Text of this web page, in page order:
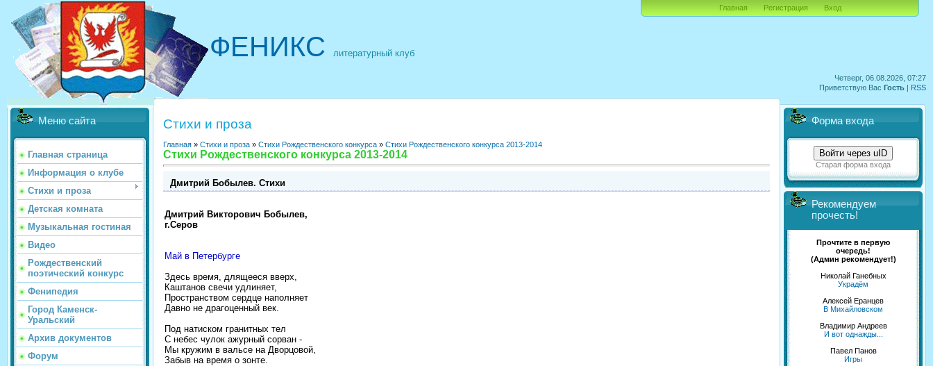
Четверг, 06.08.2026, 07:27
Приветствую Вас Гость | RSS
ФЕНИКС литературный клуб
Главная Регистрация Вход
Меню сайта
Главная страница
Информация о клубе
Стихи и проза
Детская комната
Музыкальная гостиная
Видео
Рождественский
поэтический конкурс
Фенипедия
Город Каменск-
Уральский
Архив документов
Форум
Стихи и проза
Главная » Стихи и проза » Стихи Рождественского конкурса » Стихи Рождественского конкурса 2013-2014
Стихи Рождественского конкурса 2013-2014
Дмитрий Бобылев. Стихи
Дмитрий Викторович Бобылев,
г.Серов
Май в Петербурге
Здесь время, длящееся вверх,
Каштанов свечи удлиняет,
Пространством сердце наполняет
Давно не драгоценный век.
Под натиском гранитных тел
С небес чулок ажурный сорван -
Мы кружим в вальсе на Дворцовой,
Забыв на время о зонте.
Форма входа
Войти через uID
Старая форма входа
Рекомендуем
прочесть!
Прочтите в первую
очередь!
(Админ рекомендует!)
Николай Ганебных
Украдём
Алексей Еранцев
В Михайловском
Владимир Андреев
И вот однажды...
Павел Панов
Игры